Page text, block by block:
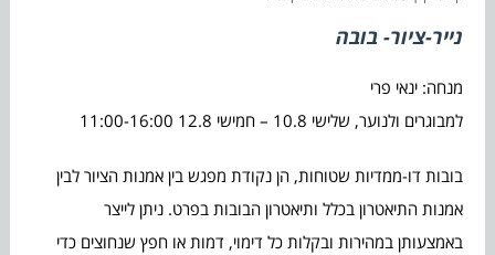
נייר-ציור- בובה
מנחה: ינאי פרי
למבוגרים ולנוער, שלישי 10.8 – חמישי 12.8 11:00-16:00
בובות דו-ממדיות שטוחות, הן נקודת מפגש בין אמנות הציור לבין
אמנות התיאטרון בכלל ותיאטרון הבובות בפרט. ניתן לייצר
באמצעותן במהירות ובקלות כל דימוי, דמות או חפץ שנחוצים כדי